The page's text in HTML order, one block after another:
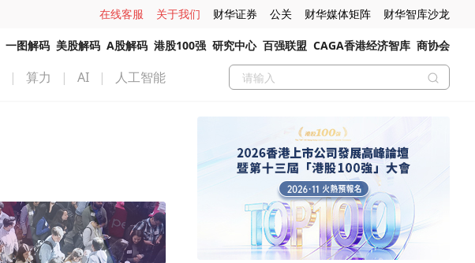
在线客服 关于我们 财华证券 公关 财华媒体矩阵 财华智库沙龙
一图解码 美股解码 A股解码 港股100强 研究中心 百强联盟 CAGA香港经济智库 商协会
| 算力 | AI | 人工智能